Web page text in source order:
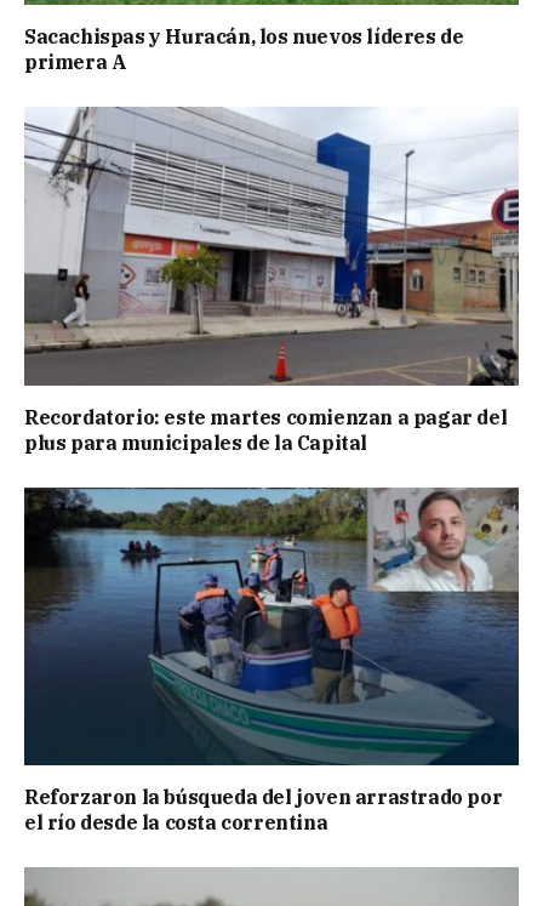
Sacachispas y Huracán, los nuevos líderes de
primera A
Recordatorio: este martes comienzan a pagar del
plus para municipales de la Capital
Reforzaron la búsqueda del joven arrastrado por
el río desde la costa correntina